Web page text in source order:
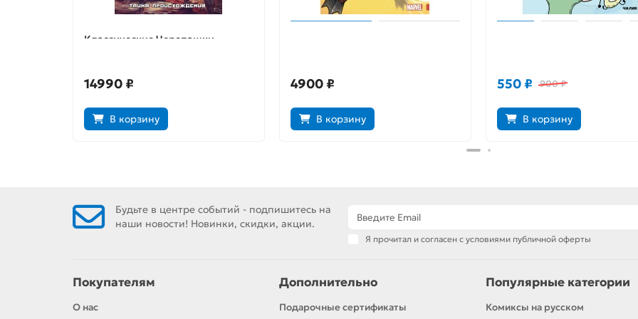
Классические Черепашки-
14990 ₽
В корзину
4900 ₽
В корзину
550 ₽ 900 ₽
В корзину
Будьте в центре событий - подпишитесь на
наши новости! Новинки, скидки, акции.
Я прочитал и согласен с условиями публичной оферты
Покупателям
О нас
Дополнительно
Подарочные сертификаты
Популярные категории
Комиксы на русском